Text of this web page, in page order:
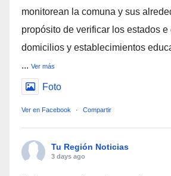
monitorean la comuna y sus
propósito de verificar los estados e
domicilios y establecimientos
... Ver más
Foto
Ver en Facebook · Compartir
Tu Región Noticias
3 days ago